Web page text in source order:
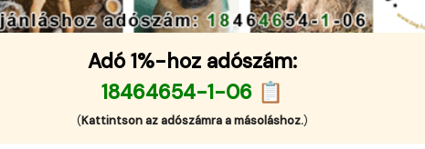
Adó 1%-hoz adószám:
18464654-1-06 📋
(Kattintson az adószámra a másoláshoz.)